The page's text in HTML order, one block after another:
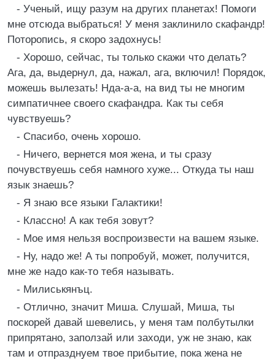
- Ученый, ищу разум на других планетах! Помоги
мне отсюда выбраться! У меня заклинило скафандр!
Поторопись, я скоро задохнусь!
- Хорошо, сейчас, ты только скажи что делать?
Ага, да, выдернул, да, нажал, ага, включил! Порядок,
можешь вылезать! Нда-а-а, на вид ты не многим
симпатичнее своего скафандра. Как ты себя
чувствуешь?
- Спасибо, очень хорошо.
- Ничего, вернется моя жена, и ты сразу
почувствуешь себя намного хуже... Откуда ты наш
язык знаешь?
- Я знаю все языки Галактики!
- Классно! А как тебя зовут?
- Мое имя нельзя воспроизвести на вашем языке.
- Ну, надо же! А ты попробуй, может, получится,
мне же надо как-то тебя называть.
- Милиськянъц.
- Отлично, значит Миша. Слушай, Миша, ты
поскорей давай шевелись, у меня там полбутылки
припрятано, заползай или заходи, уж не знаю, как
там и отпразднуем твое прибытие, пока жена не